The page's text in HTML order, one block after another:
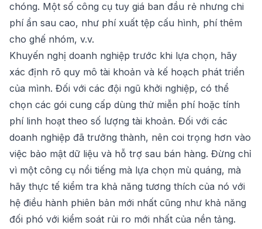
chóng. Một số công cụ tuy giá ban đầu rẻ nhưng chi
phí ẩn sau cao, như phí xuất tệp cấu hình, phí thêm
cho ghế nhóm, v.v.
Khuyến nghị doanh nghiệp trước khi lựa chọn, hãy
xác định rõ quy mô tài khoản và kế hoạch phát triển
của mình. Đối với các đội ngũ khởi nghiệp, có thể
chọn các gói cung cấp dùng thử miễn phí hoặc tính
phí linh hoạt theo số lượng tài khoản. Đối với các
doanh nghiệp đã trưởng thành, nên coi trọng hơn vào
việc bảo mật dữ liệu và hỗ trợ sau bán hàng. Đừng chỉ
vì một công cụ nổi tiếng mà lựa chọn mù quáng, mà
hãy thực tế kiểm tra khả năng tương thích của nó với
hệ điều hành phiên bản mới nhất cũng như khả năng
đối phó với kiểm soát rủi ro mới nhất của nền tảng.